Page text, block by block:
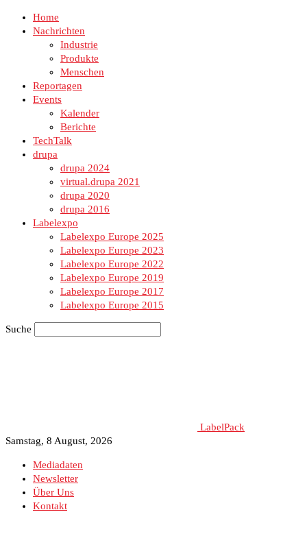
Home
Nachrichten
Industrie
Produkte
Menschen
Reportagen
Events
Kalender
Berichte
TechTalk
drupa
drupa 2024
virtual.drupa 2021
drupa 2020
drupa 2016
Labelexpo
Labelexpo Europe 2025
Labelexpo Europe 2023
Labelexpo Europe 2022
Labelexpo Europe 2019
Labelexpo Europe 2017
Labelexpo Europe 2015
Suche
LabelPack
Samstag, 8 August, 2026
Mediadaten
Newsletter
Über Uns
Kontakt